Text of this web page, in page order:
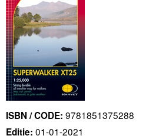
ISBN / CODE: 9781851375288
Editie: 01-01-2021